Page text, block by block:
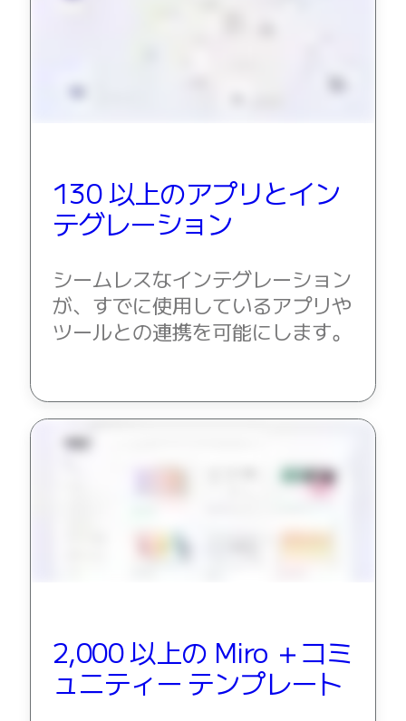
130 以上のアプリとイン
テグレーション
シームレスなインテグレーション
が、すでに使用しているアプリや
ツールとの連携を可能にします。
2,000 以上の Miro ＋コミ
ュニティー テンプレート